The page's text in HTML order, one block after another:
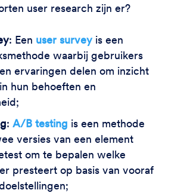
user research zijn er?
: Een user surveyis een
waarbij gebruikers
ervaringen delen om inzicht
hun behoeften en
: A/B testing is een methode
versies van een element
om te bepalen welke
presteert op basis van vooraf